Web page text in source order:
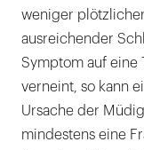
weniger
ausreichender
Symptom auf eine
verneint, so kann
Ursache der
mindestens eine